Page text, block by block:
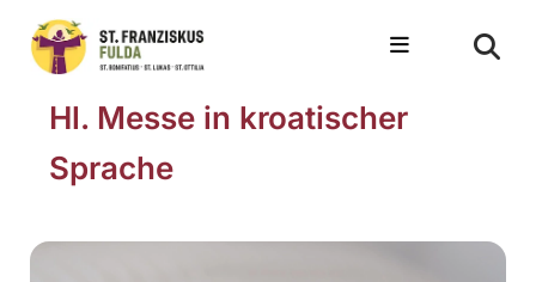
Hl. Messe in kroatischer
Sprache